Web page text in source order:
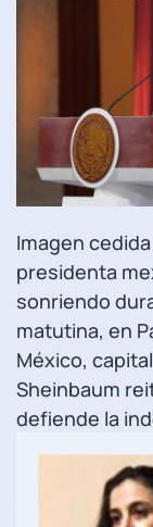
Imagen
presidenta
sonriendo
matutina, en
México,
Sheinbaum
defiende la
México,
nacional que